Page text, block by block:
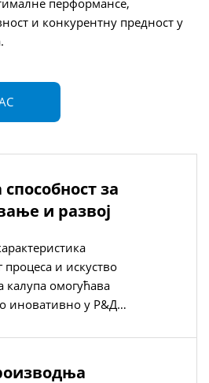
и конкурентну предност у
за
и развој
процеса и искуство
калупа омогућава
иновативно у Р&Д
потребама